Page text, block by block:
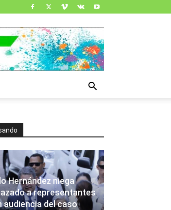
Hernández niega
a representantes
audiencia del caso